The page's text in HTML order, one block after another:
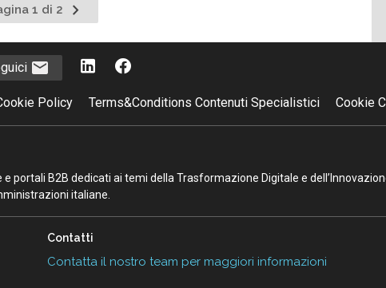
1 di 2
Pagina
successiva
Policy Terms&Conditions Contenuti Specialistici Cookie
portali B2B dedicati ai temi della Trasformazione Digitale e
italiane.
Contatti
Contatta il nostro team per maggiori informazioni